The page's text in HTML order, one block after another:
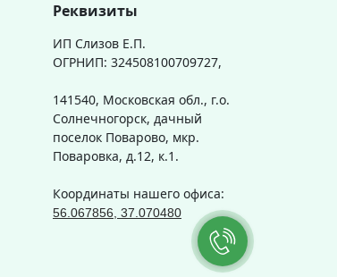
Реквизиты
ИП Слизов Е.П.
ОГРНИП: 324508100709727,
141540, Московская обл., г.о.
Солнечногорск, дачный
поселок Поварово, мкр.
Поваровка, д.12, к.1.
Координаты нашего офиса:
56.067856, 37.070480